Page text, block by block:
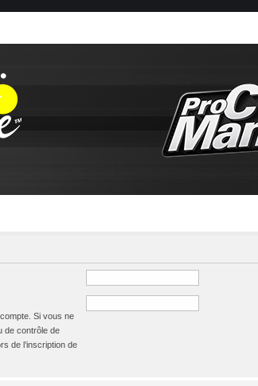
Si vous ne
de contrôle de
de l’inscription de